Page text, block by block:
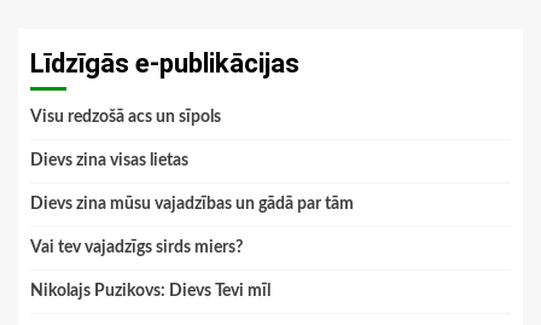
Līdzīgās e-publikācijas
Visu redzošā acs un sīpols
Dievs zina visas lietas
Dievs zina mūsu vajadzības un gādā par tām
Vai tev vajadzīgs sirds miers?
Nikolajs Puzikovs: Dievs Tevi mīl